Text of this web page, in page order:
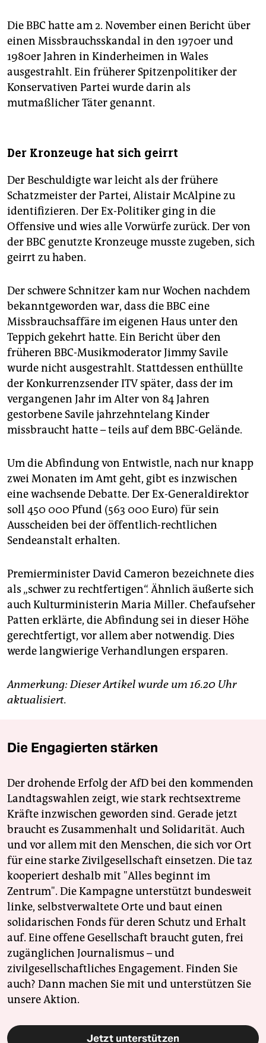
Die BBC hatte am 2. November einen Bericht über
einen Missbrauchsskandal in den 1970er und
1980er Jahren in Kinderheimen in Wales
ausgestrahlt. Ein früherer Spitzenpolitiker der
Konservativen Partei wurde darin als
mutmaßlicher Täter genannt.
Der Kronzeuge hat sich geirrt
Der Beschuldigte war leicht als der frühere
Schatzmeister der Partei, Alistair McAlpine zu
identifizieren. Der Ex-Politiker ging in die
Offensive und wies alle Vorwürfe zurück. Der von
der BBC genutzte Kronzeuge musste zugeben, sich
geirrt zu haben.
Der schwere Schnitzer kam nur Wochen nachdem
bekanntgeworden war, dass die BBC eine
Missbrauchsaffäre im eigenen Haus unter den
Teppich gekehrt hatte. Ein Bericht über den
früheren BBC-Musikmoderator Jimmy Savile
wurde nicht ausgestrahlt. Stattdessen enthüllte
der Konkurrenzsender ITV später, dass der im
vergangenen Jahr im Alter von 84 Jahren
gestorbene Savile jahrzehntelang Kinder
missbraucht hatte – teils auf dem BBC-Gelände.
Um die Abfindung von Entwistle, nach nur knapp
zwei Monaten im Amt geht, gibt es inzwischen
eine wachsende Debatte. Der Ex-Generaldirektor
soll 450 000 Pfund (563 000 Euro) für sein
Ausscheiden bei der öffentlich-rechtlichen
Sendeanstalt erhalten.
Premierminister David Cameron bezeichnete dies
als „schwer zu rechtfertigen“. Ähnlich äußerte sich
auch Kulturministerin Maria Miller. Chefaufseher
Patten erklärte, die Abfindung sei in dieser Höhe
gerechtfertigt, vor allem aber notwendig. Dies
werde langwierige Verhandlungen ersparen.
Anmerkung: Dieser Artikel wurde um 16.20 Uhr
aktualisiert.
Die Engagierten stärken
Der drohende Erfolg der AfD bei den kommenden
Landtagswahlen zeigt, wie stark rechtsextreme
Kräfte inzwischen geworden sind. Gerade jetzt
braucht es Zusammenhalt und Solidarität. Auch
und vor allem mit den Menschen, die sich vor Ort
für eine starke Zivilgesellschaft einsetzen. Die taz
kooperiert deshalb mit "Alles beginnt im
Zentrum". Die Kampagne unterstützt bundesweit
linke, selbstverwaltete Orte und baut einen
solidarischen Fonds für deren Schutz und Erhalt
auf. Eine offene Gesellschaft braucht guten, frei
zugänglichen Journalismus – und
zivilgesellschaftliches Engagement. Finden Sie
auch? Dann machen Sie mit und unterstützen Sie
unsere Aktion.
Jetzt unterstützen